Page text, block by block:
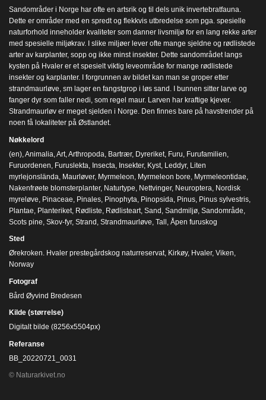
Sandområder i Norge har ofte en artsrik og til dels unik invertebratfauna.
Dette er områder med en spredt og flekkvis utbredelse som pga. spesielle
naturforhold inneholder kvaliteter som danner livsmiljø for en lang rekke arter
med spesielle miljøkrav. I slike miljøer lever ofte mange sjeldne og rødlistede
arter av karplanter, sopp og ikke minst insekter. Dette sandområdet langs
kysten på Hvaler er et spesielt viktig leveområde for mange rødlistede
insekter og karplanter. I forgrunnen av bildet kan man se groper etter
strandmaurløve, sm lager en fangstgrop i løs sand. I bunnen sitter larve og
fanger dyr som faller nedi, som regel maur. Larven har kraftige kjever.
Strandmaurløv er meget sjelden i Norge. Den finnes bare på havstrender på
noen få lokaliteter på Østlandet.
Nøkkelord
(en) Animalia Art Arthropoda Bartrær, Dyreriket Furu Furufamilien
Furuordenen Furuslekta Insecta Insekter, Kyst Leddyr, Liten
myrlejonslända Maurløver, Myrmeleon Myrmeleon bore Myrmeleontidae
Nakenfrøete blomsterplanter, Naturtype Nettvinger, Neuroptera Nordisk
myreløve Pinaceae Pinales Pinophyta Pinopsida Pinus Pinus sylvestris
Plantae Planteriket Rødliste Rødlisteart Sand Sandmiljø Sandområde
Scots pine Skov-fyr, Strand Strandmaurløve Tall Åpen furuskog
Sted
Ørekroken. Hvaler prestegårdskog naturreservat, Kirkøy, Hvaler, Viken,
Norway
Fotograf
Bård Øyvind Bredesen
Kilde (størrelse)
Digitalt bilde (8256x5504px)
Referanse
BB_20220721_0031
© Naturarkivet.no